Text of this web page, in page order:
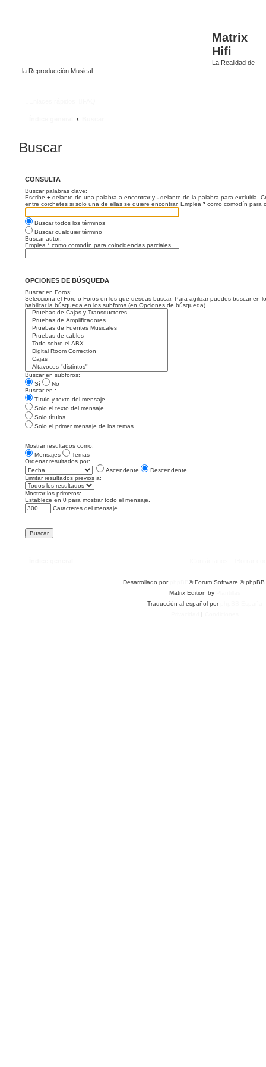
Matrix
Hifi
La Realidad de
la Reproducción Musical
Buscar
CONSULTA
Buscar palabras clave:
Escribe + delante de una palabra a encontrar y - delante de la palabra para excluirla.
entre corchetes si solo una de ellas se quiere encontrar. Emplea * como comodín para
Buscar todos los términos
Buscar cualquier término
Buscar autor:
Emplea * como comodín para coincidencias parciales.
OPCIONES DE BÚSQUEDA
Buscar en Foros:
Selecciona el Foro o Foros en los que deseas buscar. Para agilizar puedes buscar en
habilitar la búsqueda en los subforos (en Opciones de búsqueda).
Buscar en subforos:
Sí
No
Buscar en :
Título y texto del mensaje
Solo el texto del mensaje
Solo títulos
Solo el primer mensaje de los temas
Mostrar resultados como:
Mensajes
Temas
Ordenar resultados por:
Ascendente
Descendente
Limitar resultados previos a:
Mostrar los primeros:
Establece en 0 para mostrar todo el mensaje.
Caracteres del mensaje
Desarrollado por
® Forum Software © phpBB
Matrix Edition by
Traducción al español por
|